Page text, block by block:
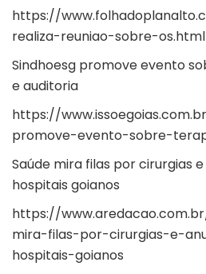
https://
realiza-reuniao-sobre-os.html
Sindhoesg promove evento
e auditoria
https://
promove-evento-sobre-
Saúde mira filas por cirurgias
hospitais goianos
https://
mira-filas-por-cirurgias-e-
hospitais-goianos